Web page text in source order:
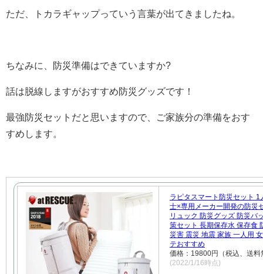
ただ、トカラギャップっていう言葉が出てきましたね。
ちなみに、防災準備はできていますか?
話は脱線しますがおすすめ防災グッズです！
最強防災セットだと思いますので、ご家族分の準備をおす
すめします。
ラピタスマート防災セット 1
士×専用メーカー開発の防災
リュック 防災グッズ 防災バ
策セット 長期保存水 保存食
災害 震災 地震 家族 一人用
テおすすめ
価格：19800円（税込、送料
(2022/1/16時点)